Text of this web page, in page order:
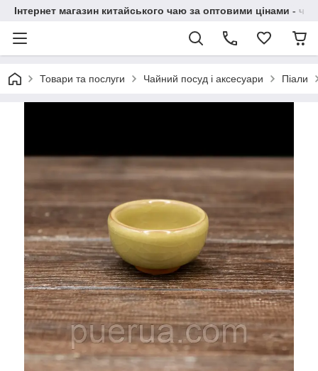
Інтернет магазин китайського чаю за оптовими цінами -
Товари та послуги Чайний посуд і аксесуари Піали